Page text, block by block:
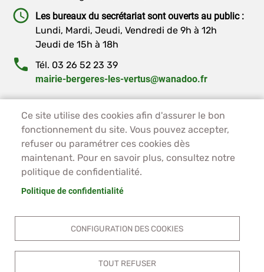
Les bureaux du secrétariat sont ouverts au public :
Lundi, Mardi, Jeudi, Vendredi de 9h à 12h
Jeudi de 15h à 18h
Tél. 03 26 52 23 39
mairie-bergeres-les-vertus@wanadoo.fr
Ce site utilise des cookies afin d'assurer le bon
fonctionnement du site. Vous pouvez accepter,
refuser ou paramétrer ces cookies dès
maintenant. Pour en savoir plus, consultez notre
politique de confidentialité.
Politique de confidentialité
CONFIGURATION DES COOKIES
TOUT REFUSER
PIED DE PAGE - BERGÈRES-LES-VERTUS
ACCUEIL
PLAN DU SITE
CONTACT
MENTIONS LÉGALES
DONNÉES PERSONNELLES
ACCESSIBILITÉ